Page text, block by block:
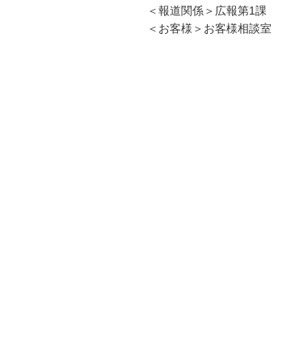
＜報道関係＞広報第1課
＜お客様＞お客様相談室